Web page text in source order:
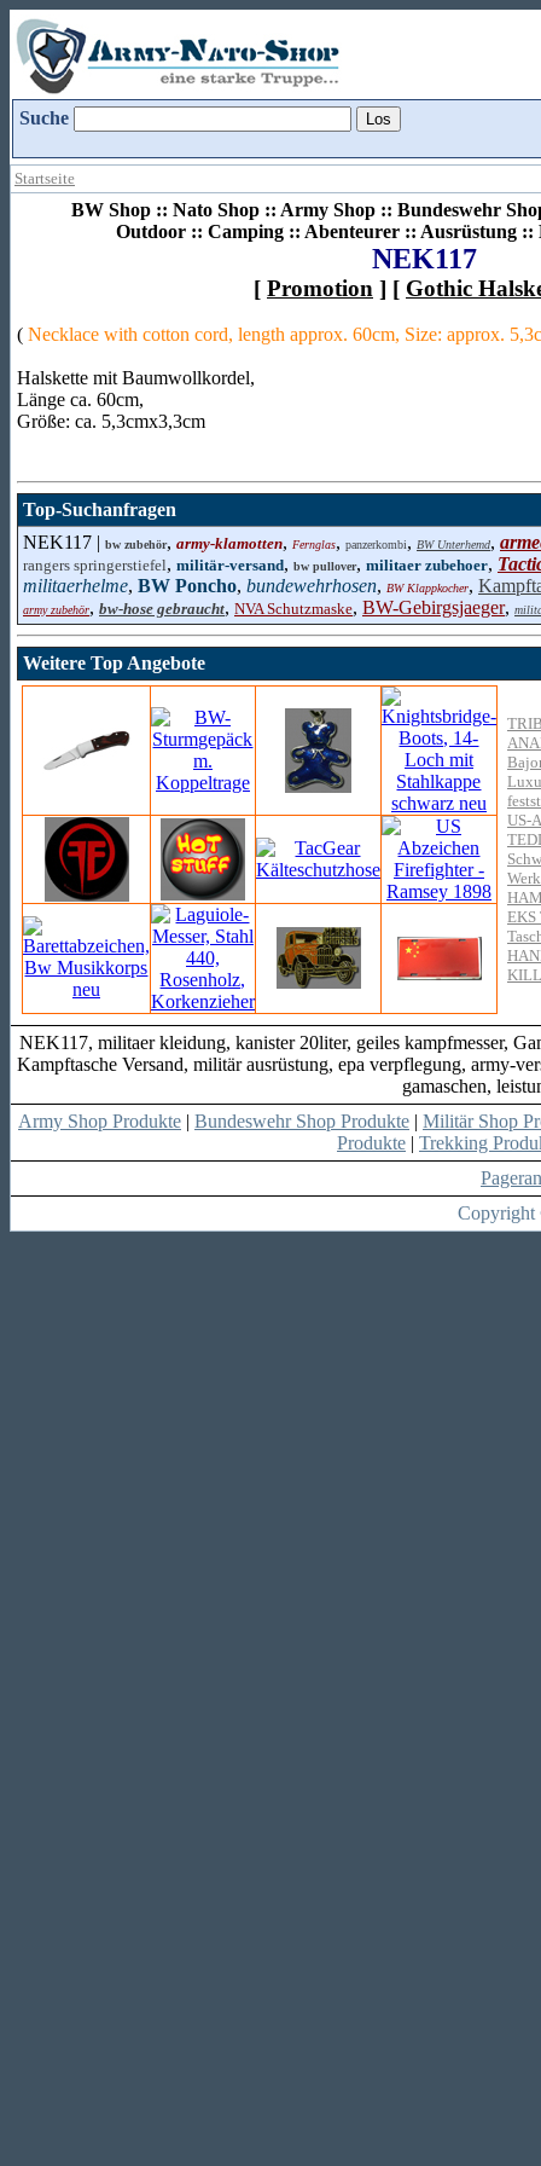
Suche
Startseite
BW Shop :: Nato Shop :: Army Shop :: Bundeswehr
Outdoor :: Camping :: Abenteurer :: Ausrüstung ::
NEK117
[ Promotion ] [ Gothic
( Necklace with cotton cord, length approx. 60cm, Size: approx.
Halskette mit Baumwollkordel,
Länge ca. 60cm,
Größe: ca. 5,3cmx3,3cm
Top-Suchanfragen
NEK117 | bw zubehör, army-klamotten, Fernglas, panzerkombi, BW Unterhemd,
rangers springerstiefel, militär-versand, bw pullover, militaer zubehoer,
militaerhelme, BW Poncho, bundewehrhosen, BW Klappkocher,
army zubehör, bw-hose gebraucht, NVA Schutzmaske, BW-Gebirgsjaeger,
Weitere Top Angebote
US-
EKS
NEK117, militaer kleidung, kanister 20liter, geiles kampfmesser,
Kampftasche Versand, militär ausrüstung, epa verpflegung, army-
gamaschen,
Army Shop Produkte | Bundeswehr Shop Produkte | Militär Shop
Produkte | Trekking